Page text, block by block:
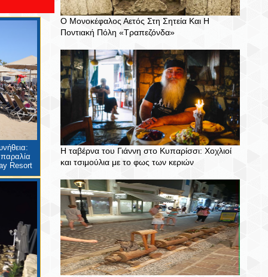
Resort
Ο Μονοκέφαλος Αετός Στη Σητεία Και Η
Ποντιακή Πόλη «Τραπεζόνδα»
Η ταβέρνα του Γιάννη στο Κυπαρίσσι: Χοχλιοί
και τσιμούλια με το φως των κεριών